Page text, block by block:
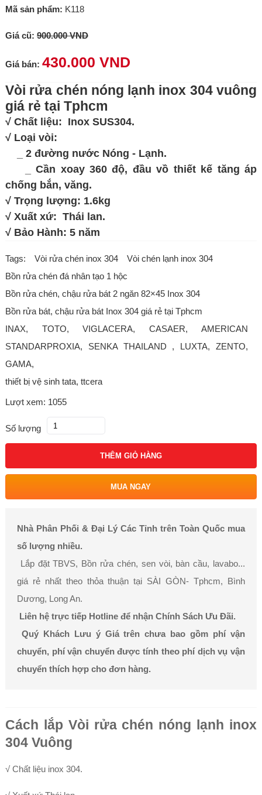
Mã sản phẩm: K118
Giá cũ: 900.000 VND
Giá bán: 430.000 VND
Vòi rửa chén nóng lạnh inox 304 vuông
giá rẻ tại Tphcm
√ Chất liệu: Inox SUS304.
√ Loại vòi:
_ 2 đường nước Nóng - Lạnh.
_ Cần xoay 360 độ, đầu vồ thiết kế tăng áp
chống bắn, văng.
√ Trọng lượng: 1.6kg
√ Xuất xứ: Thái lan.
√ Bảo Hành: 5 năm
Tags: Vòi rửa chén inox 304
Vòi chén lạnh inox 304
Bồn rửa chén đá nhân tạo 1 hộc
Bồn rửa chén, chậu rửa bát 2 ngăn 82×45 Inox 304
Bồn rửa bát, chậu rửa bát Inox 304 giá rẻ tại Tphcm
INAX, TOTO, VIGLACERA, CASAER, AMERICAN
STANDARPROXIA, SENKA THAILAND , LUXTA, ZENTO,
GAMA,
thiết bị vệ sinh tata, ttcera
Lượt xem: 1055
Số lượng
THÊM GIỎ HÀNG
MUA NGAY
Nhà Phân Phối & Đại Lý Các Tỉnh trên Toàn Quốc mua
số lượng nhiều.
Lắp đặt TBVS, Bồn rửa chén, sen vòi, bàn cầu, lavabo...
giá rẻ nhất theo thỏa thuận tại SÀI GÒN- Tphcm, Bình
Dương, Long An.
Liên hệ trực tiếp Hotline để nhận Chính Sách Ưu Đãi.
Quý Khách Lưu ý Giá trên chưa bao gồm phí vận
chuyển, phí vận chuyển được tính theo phí dịch vụ vận
chuyển thích hợp cho đơn hàng.
Cách lắp Vòi rửa chén nóng lạnh inox
304 Vuông
√ Chất liệu inox 304.